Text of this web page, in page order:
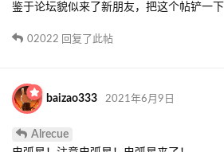
鉴于论坛貌似来了新朋友，把这个帖铲一下
02022 回复了此帖
baizao333 2021年6月9日
Alrecue